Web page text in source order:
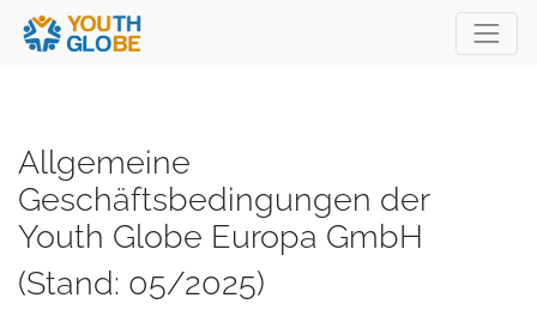
Allgemeine
Geschäftsbedingungen der
Youth Globe Europa GmbH
(Stand: 05/2025)